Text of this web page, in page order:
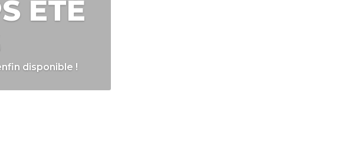
ÉTÉ
disponible !